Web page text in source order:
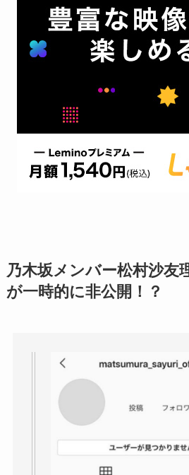
乃木坂メンバー松村沙友
が一時的に非公開！？